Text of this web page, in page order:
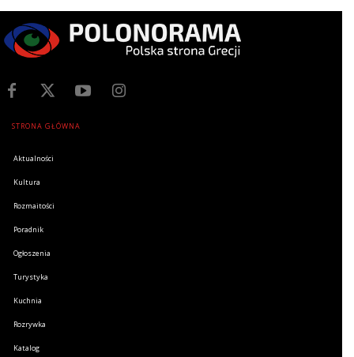
STRONA GŁÓWNA
Aktualności
Kultura
Rozmaitości
Poradnik
Ogłoszenia
Turystyka
Kuchnia
Rozrywka
Katalog